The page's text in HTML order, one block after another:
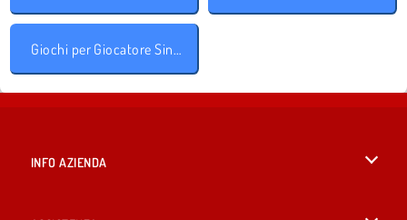
Giochi per Giocatore Singolo
INFO AZIENDA